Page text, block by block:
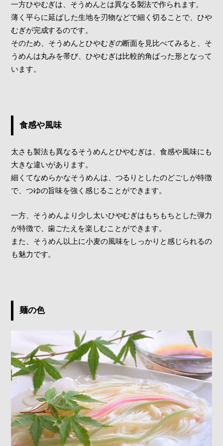
一方ひやむぎは、そうめんとは異なる製法で作られます。
薄く平らに延ばした生地を刃物などで細く切ることで、ひや
むぎが完成するのです。
そのため、そうめんとひやむぎの断面を見比べてみると、そ
うめんは丸みを帯び、ひやむぎは比較的角ばった形となって
います。
食感や風味
太さも製法も異なるそうめんとひやむぎは、食感や風味にも
大きな違いがあります。
細くてなめらかなそうめんは、つるりとしたのどごしが特徴
で、つゆの旨味を強く感じることができます。
一方、そうめんより少し太いひやむぎはもちもちとした弾力
が特徴で、歯ごたえを楽しむことができます。
また、そうめん以上に小麦の風味をしっかりと感じられるの
も魅力です。
麺の色